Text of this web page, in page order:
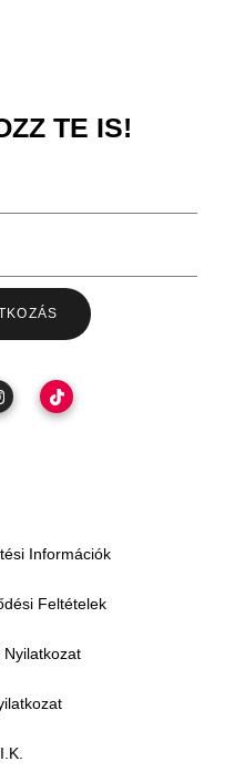
TE IS!
Információk
Feltételek